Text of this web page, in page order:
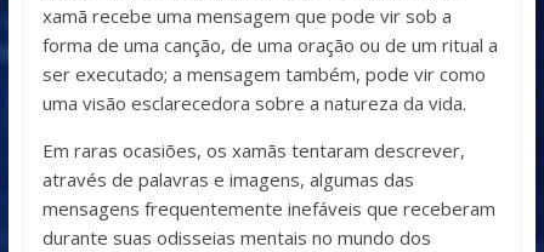
xamã recebe uma mensagem que pode vir sob a
forma de uma canção, de uma oração ou de um ritual a
ser executado; a mensagem também, pode vir como
uma visão esclarecedora sobre a natureza da vida.
Em raras ocasiões, os xamãs tentaram descrever,
através de palavras e imagens, algumas das
mensagens frequentemente inefáveis que receberam
durante suas odisseias mentais no mundo dos